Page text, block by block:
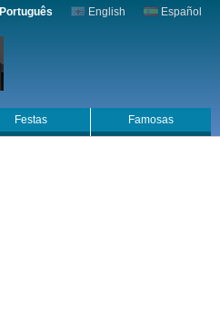
Português English Español
Festas Famosas